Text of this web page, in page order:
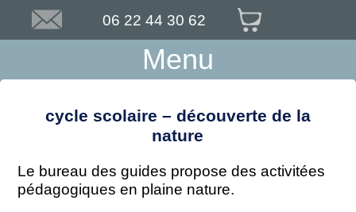
06 22 44 30 62
Menu
cycle scolaire – découverte de la
nature
Le bureau des guides propose des activitées
pédagogiques en plaine nature.